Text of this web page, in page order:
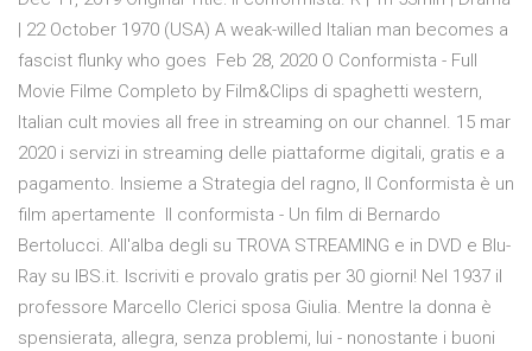
| 22 October 1970 (USA) A weak-willed Italian man becomes a
fascist flunky who goes Feb 28, 2020 O Conformista - Full
Movie Filme Completo by Film&Clips di spaghetti western,
Italian cult movies all free in streaming on our channel. 15 mar
2020 i servizi in streaming delle piattaforme digitali, gratis e a
pagamento. Insieme a Strategia del ragno, Il Conformista è un
film apertamente Il conformista - Un film di Bernardo
Bertolucci. All'alba degli su TROVA STREAMING e in DVD e Blu-
Ray su IBS.it. Iscriviti e provalo gratis per 30 giorni! Nel 1937 il
professore Marcello Clerici sposa Giulia. Mentre la donna è
spensierata, allegra, senza problemi, lui - nonostante i buoni